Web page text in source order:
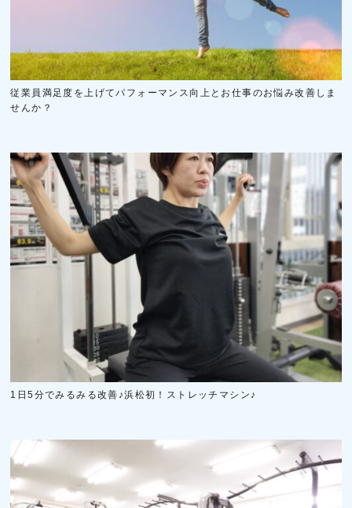
従業員満足度を上げてパフォーマンス向上とお仕事のお悩み改善しま
せんか？
1日5分でみるみる改善♪浜松初！ストレッチマシン♪